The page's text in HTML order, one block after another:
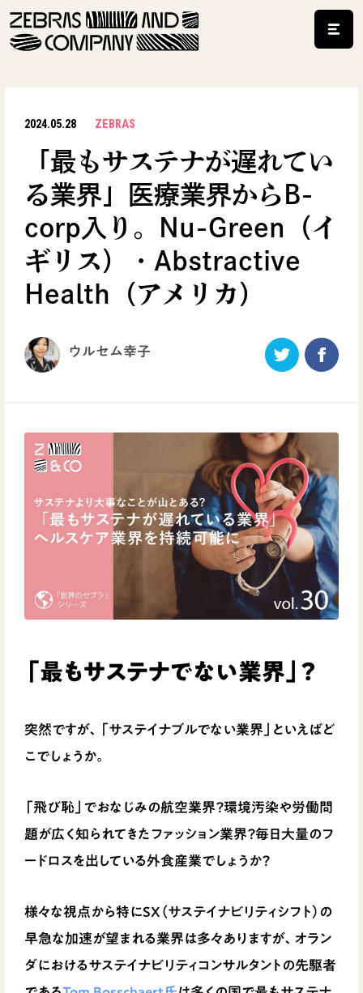
2024.05.28 ZEBRAS
「最もサステナが遅れてい
る業界」医療業界からB-
corp入り。Nu-Green（イ
ギリス）・Abstractive
Health（アメリカ）
ウルセム幸子
「最もサステナでない業界」？
突然ですが、「サステイナブルでない業界」といえばど
こでしょうか。
「飛び恥」でおなじみの航空業界？環境汚染や労働問
題が広く知られてきたファッション業界？毎日大量のフ
ードロスを出している外食産業でしょうか？
様々な視点から特にSX（サステイナビリティシフト）の
早急な加速が望まれる業界は多々ありますが、オラン
ダにおけるサステイナビリティコンサルタントの先駆者